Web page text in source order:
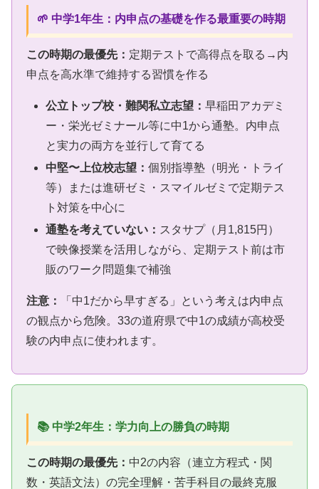
🌱 中学1年生：内申点の基礎を作る最重要の時期
この時期の最優先： 定期テストで高得点を取る→内
申点を高水準で維持する習慣を作る
公立トップ校・難関私立志望：早稲田アカデミ
ー・栄光ゼミナール等に中1から通塾。内申点
と実力の両方を並行して育てる
中堅〜上位校志望：個別指導塾（明光・トライ
等）または進研ゼミ・スマイルゼミで定期テス
ト対策を中心に
通塾を考えていない： スタサプ（月1,815円）
で映像授業を活用しながら、定期テスト前は市
販のワーク問題集で補強
注意：
「中1だから早すぎる」という考えは内申点
の観点から危険。33の道府県で中1の成績が高校受
験の内申点に使われます。
📚 中学2年生：学力向上の勝負の時期
この時期の最優先： 中2の内容（連立方程式・関
数・英語文法）の完全理解・苦手科目の最終克服